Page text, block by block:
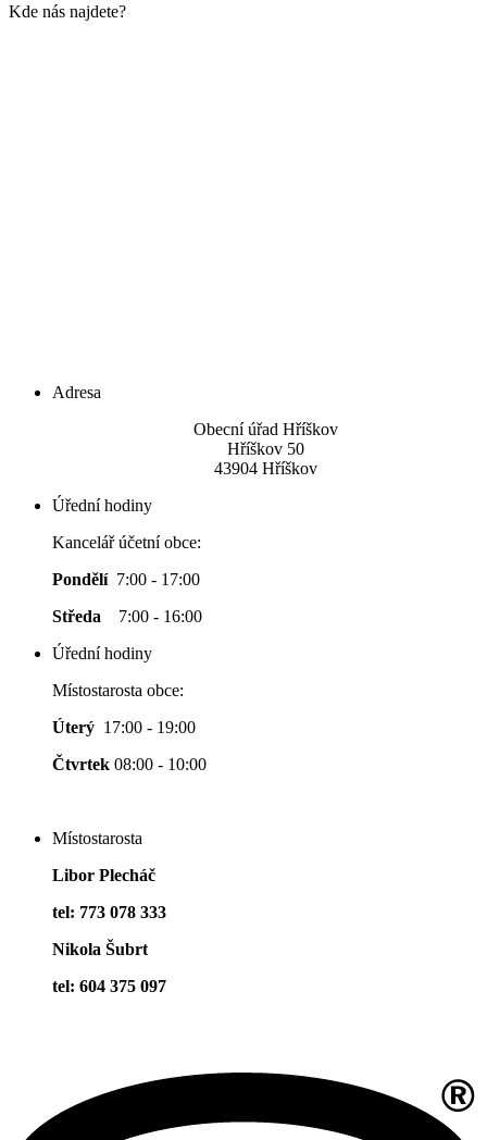
Kde nás najdete?
Adresa
Obecní úřad Hříškov
Hříškov 50
43904 Hříškov
Úřední hodiny
Kancelář účetní obce:
Pondělí 7:00 - 17:00
Středa 7:00 - 16:00
Úřední hodiny
Místostarosta obce:
Úterý 17:00 - 19:00
Čtvrtek 08:00 - 10:00
Místostarosta
Libor Plecháč
tel: 773 078 333
Nikola Šubrt
tel: 604 375 097